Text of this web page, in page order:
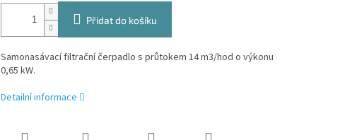
Přidat do košíku
Samonasávací filtrační čerpadlo s průtokem 14 m3/hod o výkonu
0,65 kW.
Detailní informace